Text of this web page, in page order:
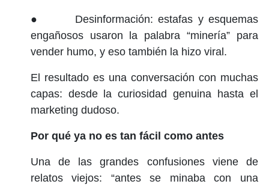
● Desinformación: estafas y esquemas
engañosos usaron la palabra “minería” para
vender humo, y eso también la hizo viral.
El resultado es una conversación con muchas
capas: desde la curiosidad genuina hasta el
marketing dudoso.
Por qué ya no es tan fácil como antes
Una de las grandes confusiones viene de
relatos viejos: “antes se minaba con una